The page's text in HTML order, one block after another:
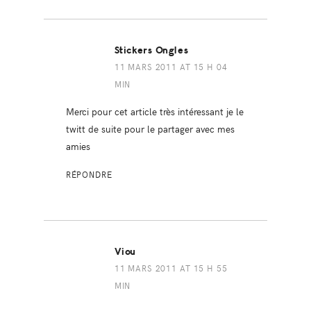
Stickers Ongles
11 MARS 2011 AT 15 H 04
MIN
Merci pour cet article très intéressant je le
twitt de suite pour le partager avec mes
amies
RÉPONDRE
Viou
11 MARS 2011 AT 15 H 55
MIN